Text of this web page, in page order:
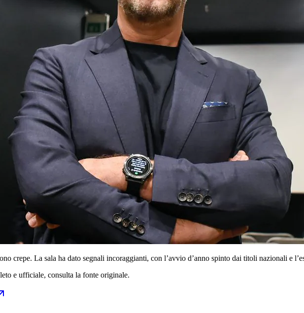
crepe. La sala ha dato segnali incoraggianti, con l’avvio d’anno spinto dai titoli nazionali e
e ufficiale, consulta la fonte originale.